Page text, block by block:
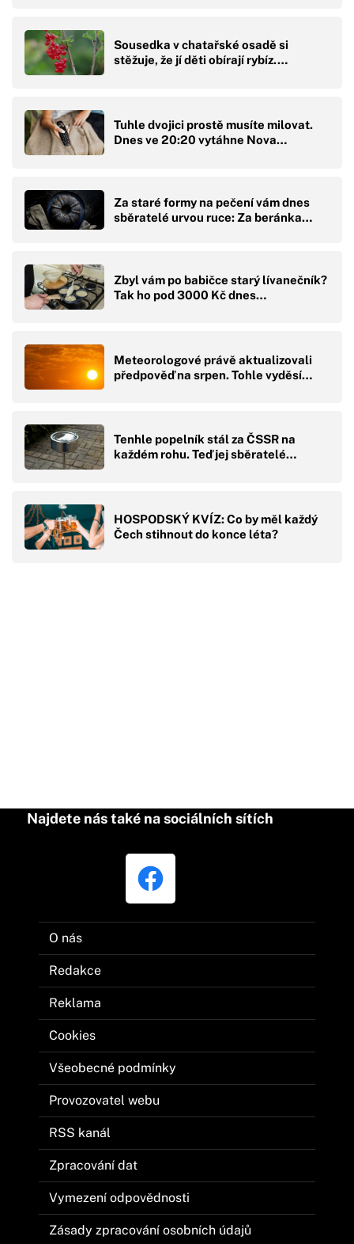
Sousedka v chatařské osadě si
stěžuje, že jí děti obírají rybíz.…
Tuhle dvojici prostě musíte milovat.
Dnes ve 20:20 vytáhne Nova…
Za staré formy na pečení vám dnes
sběratelé urvou ruce: Za beránka…
Zbyl vám po babičce starý lívanečník?
Tak ho pod 3000 Kč dnes…
Meteorologové právě aktualizovali
předpověď na srpen. Tohle vyděsí…
Tenhle popelník stál za ČSSR na
každém rohu. Teď jej sběratelé…
HOSPODSKÝ KVÍZ: Co by měl každý
Čech stihnout do konce léta?
Najdete nás také na sociálních sítích
O nás
Redakce
Reklama
Cookies
Všeobecné podmínky
Provozovatel webu
RSS kanál
Zpracování dat
Vymezení odpovědnosti
Zásady zpracování osobních údajů